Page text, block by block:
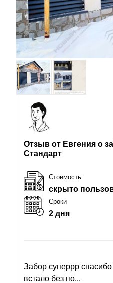
Отзыв от Евгения о
Стандарт
Стоимость
скрыто
Сроки
2 дня
Забор суперрр
встало без по...